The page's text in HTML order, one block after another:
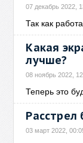
07 декабрь 2022,
Так как
Какая
лучше?
08 ноябрь 2022,
Теперь это
Расстрел
03 март 2022,